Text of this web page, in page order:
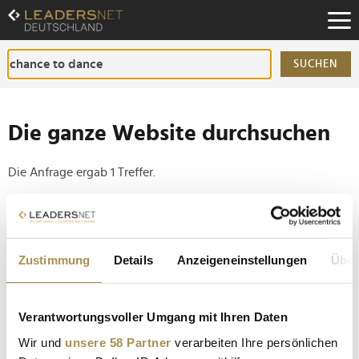
Zustimmung Details Anzeigeneinstellungen
Verantwortungsvoller Umgang mit Ihren Daten
Wir und unsere 58 Partner verarbeiten Ihre persönlichen
Zum
Inhalt
Zur
Fußzeilen-
Navigation
SUCHEN
Die ganze Website durchsuchen
Die Anfrage ergab 1 Treffer.
Tipp
Setzen Sie die gesuchten Wörter zwischen
Anführungszeichen: zb "Vorname Nachname".
Channel Aid zeigt Orchester-Konzerte von Rea
Garvey und Montez